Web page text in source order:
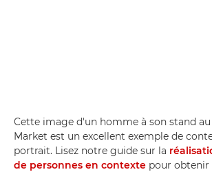
Cette image d'un homme à son stand
Market est un excellent exemple de
portrait. Lisez notre guide sur la
de personnes en contexte pour obtenir